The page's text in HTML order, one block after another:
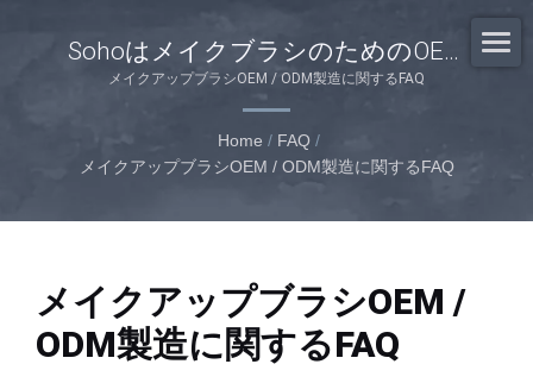
SohoはメイクブラシのためのOEM
またはODMサービスを提供してい
ますか？
メイクアップブラシOEM / ODM製造に関するFAQ
Home / FAQ /
メイクアップブラシOEM / ODM製造に関するFAQ
メイクアップブラシOEM /
ODM製造に関するFAQ